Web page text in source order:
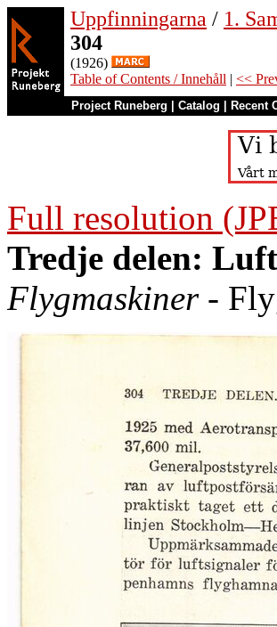
Uppfinningarna / 1.
304
(1926)
Table of Contents / Innehåll | <<
Project Runeberg Catalog Recent
Full resolution
Tredje delen:
Flygmaskiner-